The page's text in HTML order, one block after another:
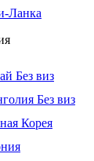
Ланка
Без виз
Без виз
Корея